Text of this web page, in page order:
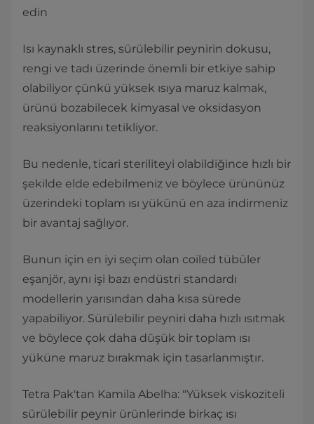
edin
Isı kaynaklı stres, sürülebilir peynirin dokusu,
rengi ve tadı üzerinde önemli bir etkiye sahip
olabiliyor çünkü yüksek ısıya maruz kalmak,
ürünü bozabilecek kimyasal ve oksidasyon
reaksiyonlarını tetikliyor.
Bu nedenle, ticari steriliteyi olabildiğince hızlı bir
şekilde elde edebilmeniz ve böylece ürününüz
üzerindeki toplam ısı yükünü en aza indirmeniz
bir avantaj sağlıyor.
Bunun için en iyi seçim olan coiled tübüler
eşanjör, aynı işi bazı endüstri standardı
modellerin yarısından daha kısa sürede
yapabiliyor. Sürülebilir peyniri daha hızlı ısıtmak
ve böylece çok daha düşük bir toplam ısı
yüküne maruz bırakmak için tasarlanmıştır.
Tetra Pak'tan Kamila Abelha: "Yüksek viskoziteli
sürülebilir peynir ürünlerinde birkaç ısı